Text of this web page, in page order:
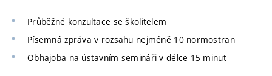
Průběžné konzultace se školitelem
Písemná zpráva v rozsahu nejméně 10 normostran
Obhajoba na ústavním semináři v délce 15 minut